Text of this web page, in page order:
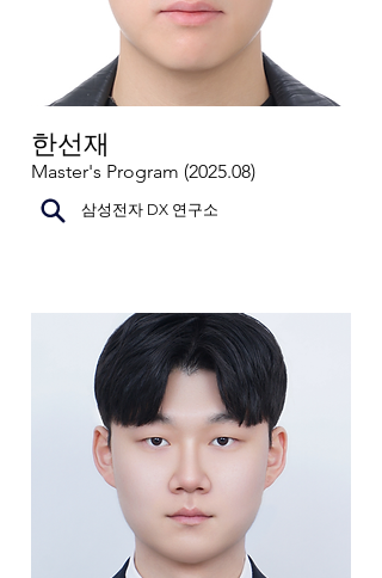
한선재
Master's Program (2025.08)
삼성전자 DX 연구소